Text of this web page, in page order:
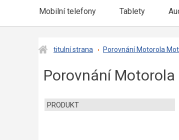
Mobilní telefony Tablety
titulní strana Porovnání Motorola
Porovnání Motorola
PRODUKT